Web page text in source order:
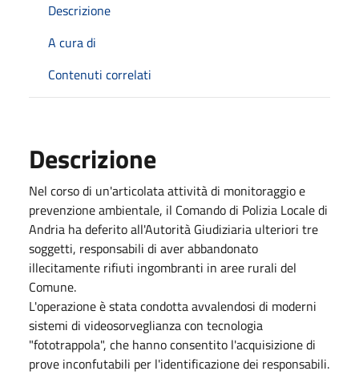
Descrizione
A cura di
Contenuti correlati
Descrizione
Nel corso di un'articolata attività di monitoraggio e
prevenzione ambientale, il Comando di Polizia Locale di
Andria ha deferito all'Autorità Giudiziaria ulteriori tre
soggetti, responsabili di aver abbandonato
illecitamente rifiuti ingombranti in aree rurali del
Comune.
L'operazione è stata condotta avvalendosi di moderni
sistemi di videosorveglianza con tecnologia
"fototrappola", che hanno consentito l'acquisizione di
prove inconfutabili per l'identificazione dei responsabili.